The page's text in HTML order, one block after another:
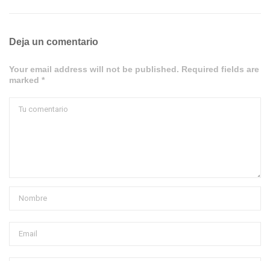
Deja un comentario
Your email address will not be published. Required fields are
marked *